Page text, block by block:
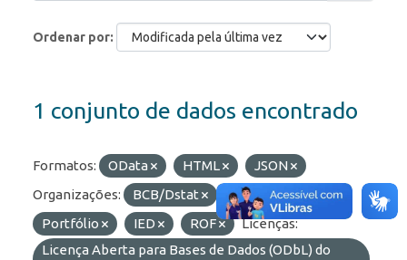
Ordenar por
1 conjunto de dados encontrado
Formatos: OData HTML
JSON
Organizações:
BCB/Dstat
Etiquetas:
Portfólio
IED ROF
Licenças:
Licença Aberta para Bases de Dados (ODbL) do